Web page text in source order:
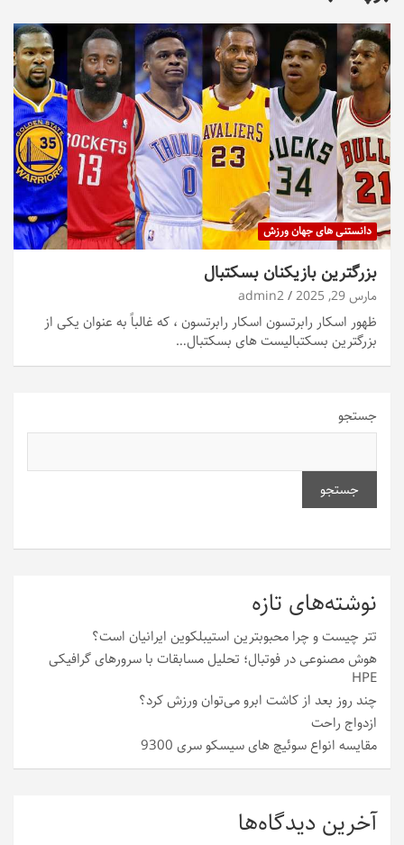
دانستنی های جهان ورزش
بزرگترین بازیکنان بسکتبال
مارس 29, 2025 admin2
ظهور اسکار رابرتسون اسکار رابرتسون ، که غالباً به عنوان یکی از
بزرگترین بسکتبالیست های بسکتبال…
جستجو
جستجو
نوشته‌های تازه
تتر چیست و چرا محبوبترین استیبلکوین ایرانیان است؟
هوش مصنوعی در فوتبال؛ تحلیل مسابقات با سرورهای گرافیکی
HPE
چند روز بعد از کاشت ابرو می‌توان ورزش کرد؟
ازدواج راحت
مقایسه انواع سوئیچ های سیسکو سری 9300
آخرین دیدگاه‌ها